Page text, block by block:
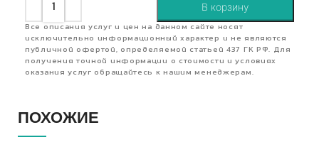
В корзину
Все описания услуг и цен на данном сайте носят
исключительно информационный характер и не являются
публичной офертой, определяемой статьей 437 ГК РФ. Для
получения точной информации о стоимости и условиях
оказания услуг обращайтесь к нашим менеджерам.
ПОХОЖИЕ